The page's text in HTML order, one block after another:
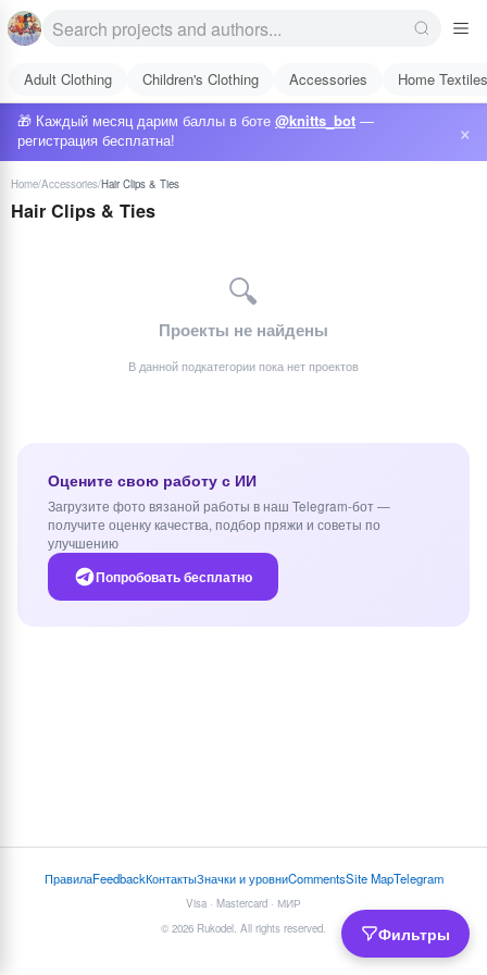
Adult Clothing Children's Clothing Accessories
Home Textiles
🎁 Каждый месяц дарим баллы в боте @knitts_bot —
регистрация бесплатна!
×
Home/Accessories/Hair Clips & Ties
Hair Clips & Ties
Фильтры
🔍
Проекты не найдены
В данной подкатегории пока нет проектов
Оцените свою работу с ИИ
Загрузите фото вязаной работы в наш Telegram-бот —
получите оценку качества, подбор пряжи и советы по
улучшению
Попробовать бесплатно
ПравилаFeedbackКонтактыЗначки и уровниCommentsSite MapTelegram
Visa · Mastercard · МИР
© 2026 Rukodel. All rights reserved.